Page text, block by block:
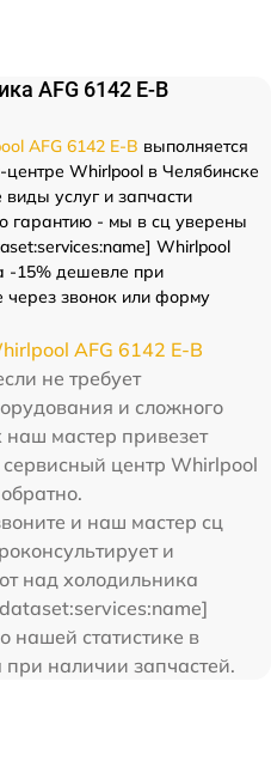
AFG 6142 E-B
AFG 6142 E-B выполняется
Whirlpool в Челябинске
услуг и запчасти
гарантию - мы в сц уверены
Whirlpool
-15% дешевле при
через звонок или форму
AFG 6142 E-B
не требует
и сложного
наш мастер привезет
центр Whirlpool
и наш мастер сц
и
над холодильника
нашей статистике в
наличии запчастей.